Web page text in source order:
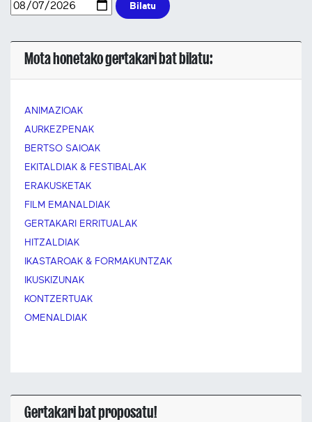
Bilatu
Mota honetako gertakari bat bilatu:
ANIMAZIOAK
AURKEZPENAK
BERTSO SAIOAK
EKITALDIAK & FESTIBALAK
ERAKUSKETAK
FILM EMANALDIAK
GERTAKARI ERRITUALAK
HITZALDIAK
IKASTAROAK & FORMAKUNTZAK
IKUSKIZUNAK
KONTZERTUAK
OMENALDIAK
Gertakari bat proposatu!